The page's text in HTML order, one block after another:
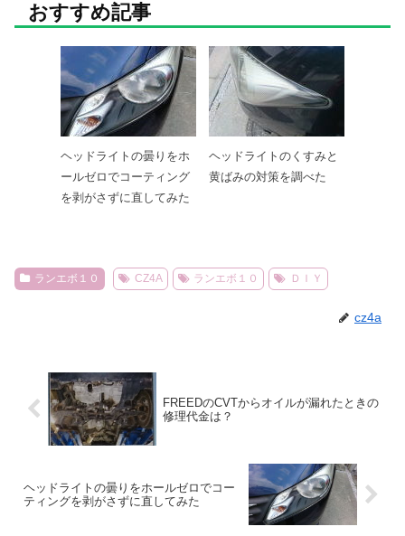
おすすめ記事
ヘッドライトの曇りをホ
ールゼロでコーティング
を剥がさずに直してみた
ヘッドライトのくすみと
黄ばみの対策を調べた
ランエボ１０ CZ4A ランエボ１０ ＤＩＹ
cz4a
FREEDのCVTからオイルが漏れたときの
修理代金は？
ヘッドライトの曇りをホールゼロでコー
ティングを剥がさずに直してみた